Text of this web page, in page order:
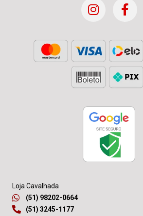
Loja Cavalhada
(51) 98202-0664
(51) 3245-1177